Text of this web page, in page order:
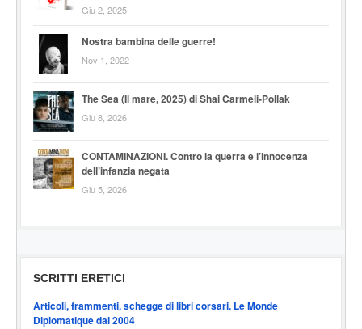
Giu 2, 2025
Nostra bambina delle guerre!
Nov 1, 2022
The Sea (Il mare, 2025) di Shai Carmeli-Pollak
Giu 8, 2026
CONTAMINAZIONI. Contro la querra e l’innocenza
dell’infanzia negata
Giu 5, 2026
SCRITTI ERETICI
Articoli, frammenti, schegge di libri corsari. Le Monde
Diplomatique dal 2004